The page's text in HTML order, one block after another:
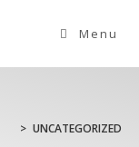
Menu
> UNCATEGORIZED